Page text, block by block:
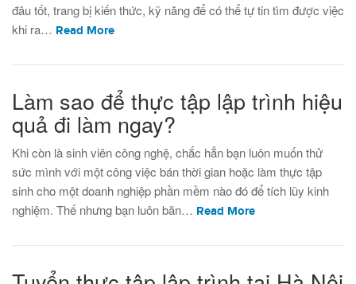
đâu tốt, trang bị kiến thức, kỹ năng để có thể tự tin tìm được việc
khi ra… Read More
Làm sao để thực tập lập trình hiệu
quả đi làm ngay?
Khi còn là sinh viên công nghệ, chắc hẳn bạn luôn muốn thử
sức mình với một công việc bán thời gian hoặc làm thực tập
sinh cho một doanh nghiệp phần mềm nào đó để tích lũy kinh
nghiệm. Thế nhưng bạn luôn băn… Read More